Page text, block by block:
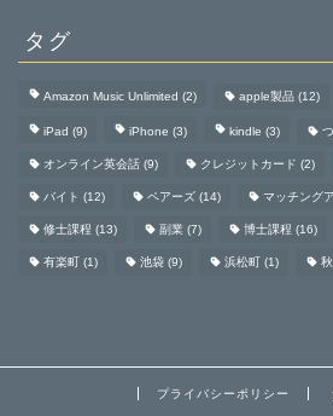
タグ
Amazon Music Unlimited (2) apple製品 (12)
iPad (9) iPhone (3) kindle (3)
オンライン英会話 (9) クレジットカード (2)
バイト (12) ペアーズ (14) マッチング
修士課程 (13) 副業 (7) 博士課程 (16)
有楽町 (1) 池袋 (9) 浜松町 (1)
プライバシーポリシー